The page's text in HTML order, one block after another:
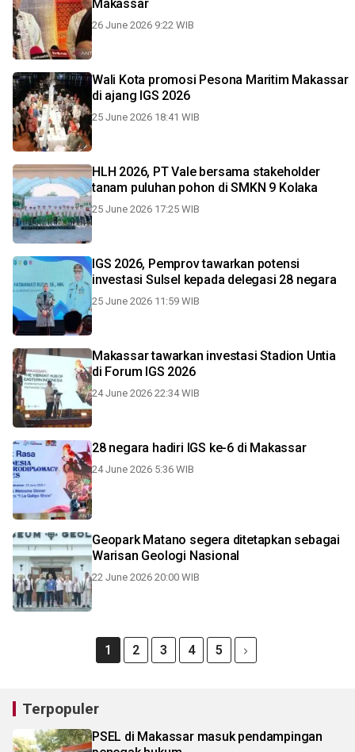
Makassar
26 June 2026 9:22 WIB
Wali Kota promosi Pesona Maritim Makassar
di ajang IGS 2026
25 June 2026 18:41 WIB
HLH 2026, PT Vale bersama stakeholder
tanam puluhan pohon di SMKN 9 Kolaka
25 June 2026 17:25 WIB
IGS 2026, Pemprov tawarkan potensi
investasi Sulsel kepada delegasi 28 negara
25 June 2026 11:59 WIB
Makassar tawarkan investasi Stadion Untia
di Forum IGS 2026
24 June 2026 22:34 WIB
28 negara hadiri IGS ke-6 di Makassar
24 June 2026 5:36 WIB
Geopark Matano segera ditetapkan sebagai
Warisan Geologi Nasional
22 June 2026 20:00 WIB
1 2 3 4 5
Terpopuler
PSEL di Makassar masuk pendampingan